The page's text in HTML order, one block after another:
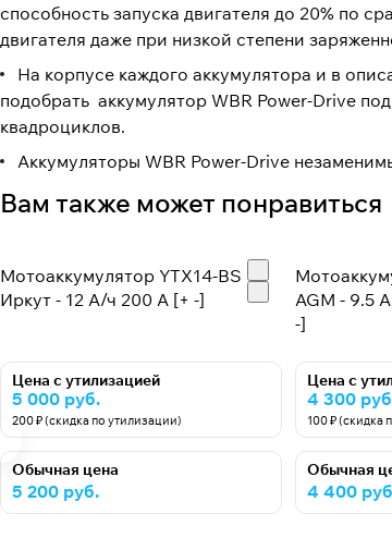
способность запуска двигателя до 20% по
двигателя даже при низкой степени
На корпусе каждого аккумулятора и в
подобрать аккумулятор WBR Power-Drive
квадроциклов.
Аккумуляторы WBR Power-Drive
Вам также может понравиться
Мотоаккумулятор YTX14-BS
Иркут - 12 А/ч 200 A [+ -]
Цена с утилизацией
5 000 руб.
200 ₽ (скидка по утилизации)
Обычная цена
5 200 руб.
AGM - 9.5
-]
Цена с
4 300
100 ₽ (скидка
Обычная
4 400